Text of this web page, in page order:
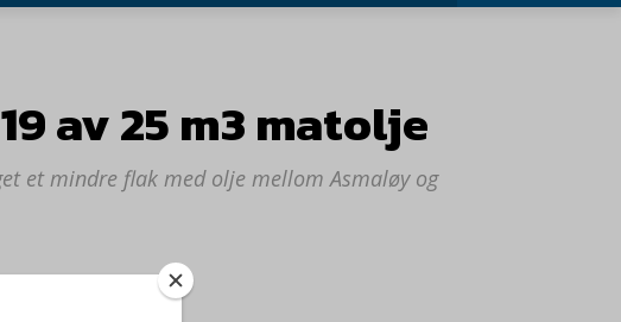
av 25 m3 matolje
et mindre flak med olje mellom Asmaløy og